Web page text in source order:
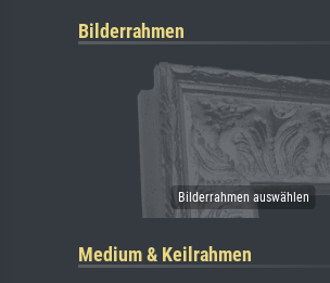
Bilderrahmen
Medium & Keilrahmen